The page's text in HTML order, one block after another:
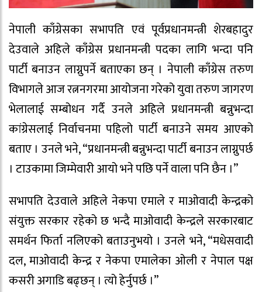
नेपाली काँग्रेसका सभापति एवं पूर्वप्रधानमन्त्री शेरबहादुर
देउवाले अहिले काँग्रेस प्रधानमन्त्री पदका लागि भन्दा पनि
पार्टी बनाउन लाग्नुपर्ने बताएका छन् । नेपाली काँग्रेस तरुण
विभागले आज रत्ननगरमा आयोजना गरेको युवा तरुण जागरण
भेलालाई सम्बोधन गर्दै उनले अहिले प्रधानमन्त्री बन्नुभन्दा
कांग्रेसलाई निर्वाचनमा पहिलो पार्टी बनाउने समय आएको
बताए । उनले भने, “प्रधानमन्त्री बन्नुभन्दा पार्टी बनाउन लाग्नुपर्छ
। टाउकामा जिम्मेवारी आयो भने पछि पर्ने वाला पनि छैन ।”
सभापति देउवाले अहिले नेकपा एमाले र माओवादी केन्द्रको
संयुक्त सरकार रहेको छ भन्दै माओवादी केन्द्रले सरकारबाट
समर्थन फिर्ता नलिएको बताउनुभयो । उनले भने, “मधेसवादी
दल, माओवादी केन्द्र र नेकपा एमालेका ओली र नेपाल पक्ष
कसरी अगाडि बढ्छन् । त्यो हेर्नुपर्छ ।”